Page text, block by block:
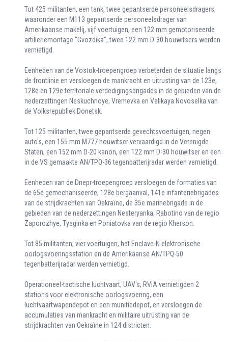
Tot 425 militanten, een tank, twee gepantserde personeelsdragers,
waaronder een M113 gepantserde personeelsdrager van
Amerikaanse makelij, vijf voertuigen, een 122 mm gemotoriseerde
artilleriemontage "Gvozdika", twee 122 mm D-30 houwitsers werden
vernietigd.
Eenheden van de Vostok-troepengroep verbeterden de situatie langs
de frontlinie en versloegen de mankracht en uitrusting van de 123e,
128e en 129e territoriale verdedigingsbrigades in de gebieden van de
nederzettingen Neskuchnoye, Vremevka en Velikaya Novoselka van
de Volksrepubliek Donetsk.
Tot 125 militanten, twee gepantserde gevechtsvoertuigen, negen
auto's, een 155 mm M777 houwitser vervaardigd in de Verenigde
Staten, een 152 mm D-20 kanon, een 122 mm D-30 houwitser en een
in de VS gemaakte AN/TPQ-36 tegenbatterijradar werden vernietigd.
Eenheden van de Dnepr-troepengroep versloegen de formaties van
de 65e gemechaniseerde, 128e bergaanval, 141e infanteriebrigades
van de strijdkrachten van Oekraïne, de 35e marinebrigade in de
gebieden van de nederzettingen Nesteryanka, Rabotino van de regio
Zaporozhye, Tyaginka en Poniatovka van de regio Kherson.
Tot 85 militanten, vier voertuigen, het Enclave-N elektronische
oorlogsvoeringsstation en de Amerikaanse AN/TPQ-50
tegenbatterijradar werden vernietigd.
Operationeel-tactische luchtvaart, UAV's, RViA vernietigden 2
stations voor elektronische oorlogsvoering, een
luchtvaartwapendepot en een munitiedepot, en versloegen de
accumulaties van mankracht en militaire uitrusting van de
strijdkrachten van Oekraïne in 124 districten.